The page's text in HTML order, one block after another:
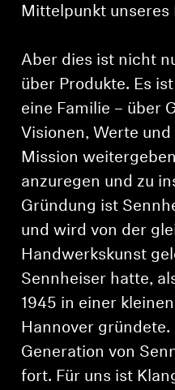
Mittelpunkt unseres
Aber dies ist nicht
über Produkte. Es
eine Familie – über
Visionen, Werte
Mission
anzuregen und zu
Gründung ist
und wird von der
Handwerkskunst
Sennheiser hatte,
1945 in einer
Hannover
Generation von
fort. Für uns ist